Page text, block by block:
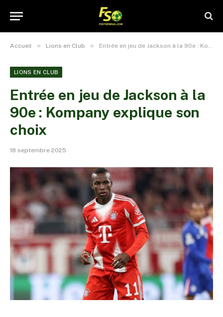
Accueil » Lions en Club » Entrée en jeu de Jackson à la 90e : Kompany explique son choix
LIONS EN CLUB
Entrée en jeu de Jackson à la
90e : Kompany explique son
choix
18 septembre 2025